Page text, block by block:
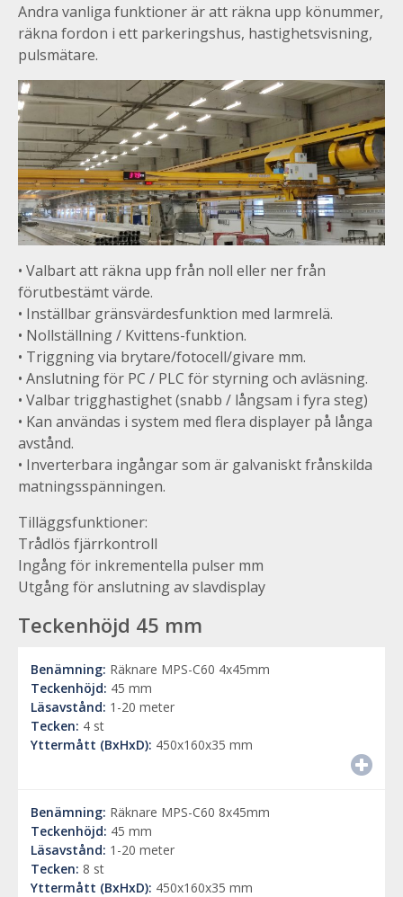
Andra vanliga funktioner är att räkna upp könummer,
räkna fordon i ett parkeringshus, hastighetsvisning,
pulsmätare.
• Valbart att räkna upp från noll eller ner från
förutbestämt värde.
• Inställbar gränsvärdesfunktion med larmrelä.
• Nollställning / Kvittens-funktion.
• Triggning via brytare/fotocell/givare mm.
• Anslutning för PC / PLC för styrning och avläsning.
• Valbar trigghastighet (snabb / långsam i fyra steg)
• Kan användas i system med flera displayer på långa
avstånd.
• Inverterbara ingångar som är galvaniskt frånskilda
matningsspänningen.
Tilläggsfunktioner:
Trådlös fjärrkontroll
Ingång för inkrementella pulser mm
Utgång för anslutning av slavdisplay
Teckenhöjd 45 mm
Benämning: Räknare MPS-C60 4x45mm
Teckenhöjd: 45 mm
Läsavstånd: 1-20 meter
Tecken: 4 st
Yttermått (BxHxD): 450x160x35 mm
Benämning: Räknare MPS-C60 8x45mm
Teckenhöjd: 45 mm
Läsavstånd: 1-20 meter
Tecken: 8 st
Yttermått (BxHxD): 450x160x35 mm